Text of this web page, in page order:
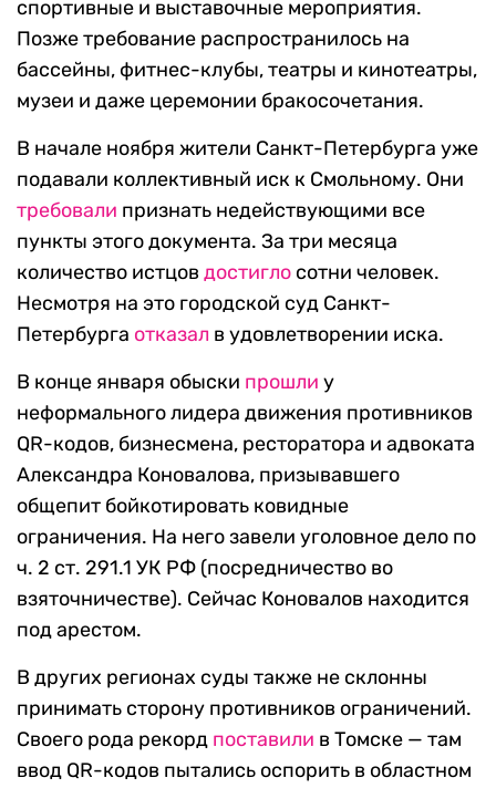
спортивные и выставочные мероприятия.
Позже требование распространилось на
бассейны, фитнес-клубы, театры и кинотеатры,
музеи и даже церемонии бракосочетания.
В начале ноября жители Санкт-Петербурга уже
подавали коллективный иск к Смольному. Они
требовали признать недействующими все
пункты этого документа. За три месяца
количество истцов достигло сотни человек.
Несмотря на это городской суд Санкт-
Петербурга отказал в удовлетворении иска.
В конце января обыски прошли у
неформального лидера движения противников
QR-кодов, бизнесмена, ресторатора и адвоката
Александра Коновалова, призывавшего
общепит бойкотировать ковидные
ограничения. На него завели уголовное дело по
ч. 2 ст. 291.1 УК РФ (посредничество во
взяточничестве). Сейчас Коновалов находится
под арестом.
В других регионах суды также не склонны
принимать сторону противников ограничений.
Своего рода рекорд поставили в Томске — там
ввод QR-кодов пытались оспорить в областном